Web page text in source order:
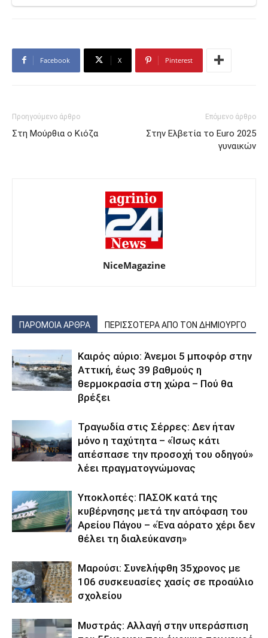
Facebook X Pinterest
Προηγούμενο άρθρο
Στη Μούρθια ο Κιόζα
Επόμενο άρθρο
Στην Ελβετία το Euro 2025
γυναικών
NiceMagazine
ΠΑΡΟΜΟΙΑ ΑΡΘΡΑ ΠΕΡΙΣΣΟΤΕΡΑ ΑΠΟ ΤΟΝ ΔΗΜΙΟΥΡΓΟ
Καιρός αύριο: Άνεμοι 5 μποφόρ στην
Αττική, έως 39 βαθμούς η
θερμοκρασία στη χώρα – Πού θα
βρέξει
Τραγωδία στις Σέρρες: Δεν ήταν
μόνο η ταχύτητα – «Ίσως κάτι
απέσπασε την προσοχή του οδηγού»
λέει πραγματογνώμονας
Υποκλοπές: ΠΑΣΟΚ κατά της
κυβέρνησης μετά την απόφαση του
Αρείου Πάγου – «Ένα αόρατο χέρι δεν
θέλει τη διαλεύκανση»
Μαρούσι: Συνελήφθη 35χρονος με
106 συσκευασίες χασίς σε προαύλιο
σχολείου
Μυστράς: Αλλαγή στην υπεράσπιση